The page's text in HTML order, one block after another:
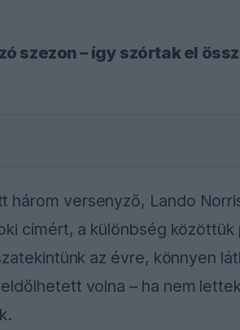
szezon – így szórtak el
három versenyző, Lando
címért, a különbség közöttük
az évre, könnyen
volna – ha nem